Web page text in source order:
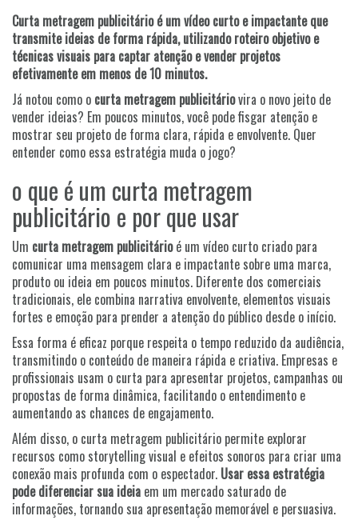
Curta metragem publicitário é um vídeo curto e impactante que
transmite ideias de forma rápida, utilizando roteiro objetivo e
técnicas visuais para captar atenção e vender projetos
efetivamente em menos de 10 minutos.
Já notou como o curta metragem publicitáriovira o novo jeito de
vender ideias? Em poucos minutos, você pode fisgar atenção e
mostrar seu projeto de forma clara, rápida e envolvente. Quer
entender como essa estratégia muda o jogo?
o que é um curta metragem
publicitário e por que usar
Um curta metragem publicitárioé um vídeo curto criado para
comunicar uma mensagem clara e impactante sobre uma marca,
produto ou ideia em poucos minutos. Diferente dos comerciais
tradicionais, ele combina narrativa envolvente, elementos visuais
fortes e emoção para prender a atenção do público desde o início.
Essa forma é eficaz porque respeita o tempo reduzido da audiência,
transmitindo o conteúdo de maneira rápida e criativa. Empresas e
profissionais usam o curta para apresentar projetos, campanhas ou
propostas de forma dinâmica, facilitando o entendimento e
aumentando as chances de engajamento.
Além disso, o curta metragem publicitário permite explorar
recursos como storytelling visual e efeitos sonoros para criar uma
conexão mais profunda com o espectador. Usar essa estratégia
pode diferenciar sua ideia em um mercado saturado de
informações, tornando sua apresentação memorável e persuasiva.